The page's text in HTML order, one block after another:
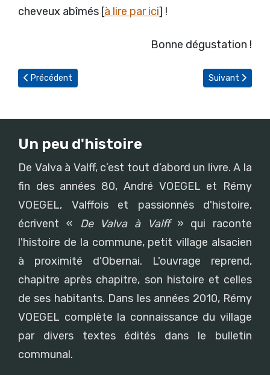
cheveux abîmés [à lire par ici] !
Bonne dégustation !
Article précédent : Le « Chinesesicher Biskuit Kuchen » (gâteau
Précédent Article suivant :
Suivant
Un peu d'histoire
De Valva à Valff, c’est tout d’abord un livre. A la
fin des années 80, André VOEGEL et Rémy
VOEGEL, Valffois et passionnés d'histoire,
écrivent « De Valva à Valff» qui raconte
l'histoire de la commune, petit village alsacien
à proximité d'Obernai. L'ouvrage reprend,
chapitre après chapitre, son histoire et celles
de ses habitants. Dans les années 2010, Rémy
VOEGEL complète la connaissance du village
par divers textes édités dans le bulletin
communal.